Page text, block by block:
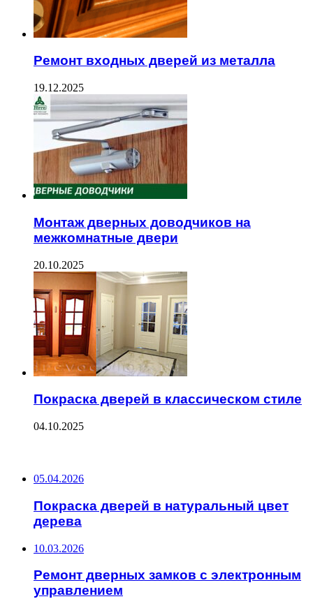
Ремонт входных дверей из металла
19.12.2025
Монтаж дверных доводчиков на
межкомнатные двери
20.10.2025
Покраска дверей в классическом стиле
04.10.2025
05.04.2026
Покраска дверей в натуральный цвет
дерева
10.03.2026
Ремонт дверных замков с электронным
управлением